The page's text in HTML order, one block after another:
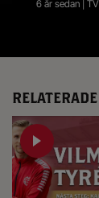
6 år sedan | TV